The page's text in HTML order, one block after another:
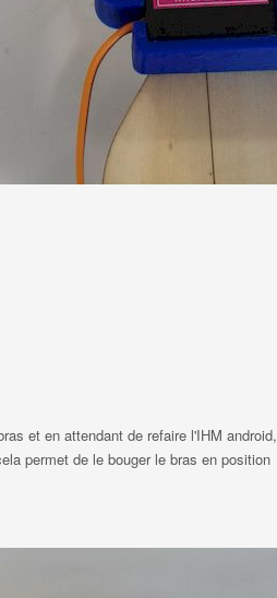
et en attendant de refaire l'IHM android,
permet de le bouger le bras en position